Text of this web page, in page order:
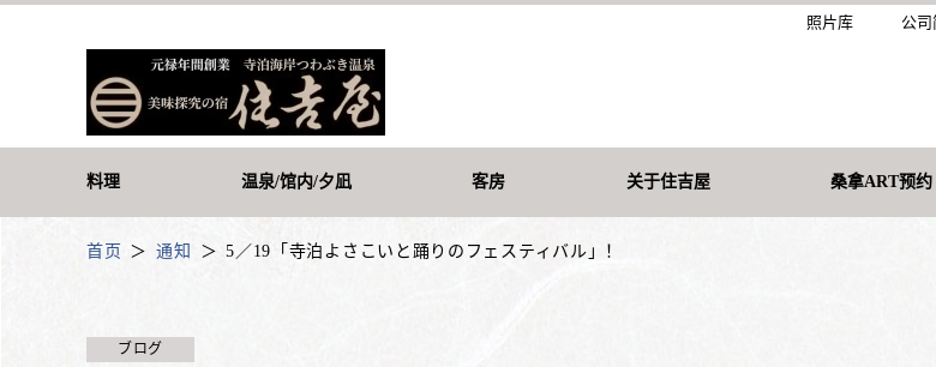
照片库 公
料理 温泉/馆内/夕凪 客房 关于住吉屋 桑拿ART预约
首页 通知 5／19「寺泊よさこいと踊りのフェスティバル」！
ブログ